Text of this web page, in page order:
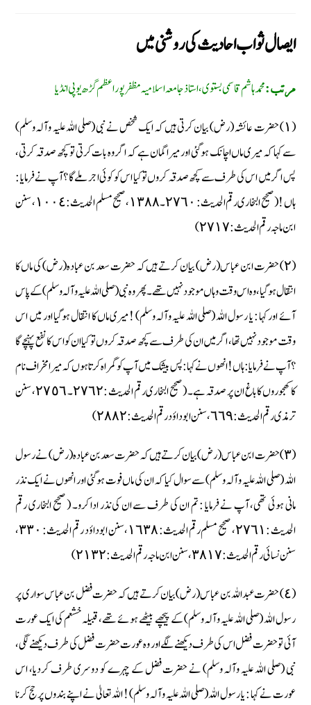
ایصال ثواب احادیث کی روشنی میں
مرتب:محمد ہاشم قاسمى بستوى، استاذ جامعہ اسلاميہ مظفر پور اعظم گڑھ يوپى انڈيا
(١) حضرت عائشہ (رض) بیان کرتی ہیں کہ ایک شخص نے نبی (صلی اللہ علیہ وآلہ وسلم)
سے کہا کہ میری ماں اچانک ہوگئی اور میرا گمان ہے کہ اگر وہ بات کرتی تو کچھ صدقہ کرتی،
پس اگر میں اس کی طرف سے کچھ صدقہ کروں تو کیا اس کو کوئی اجر ملے گا ؟ آپ نے فرمایا :
ہاں ! ( صحیح البخاری رقم الحدیث : ٢٧٦٠۔ ١٣٨٨، صحیح مسلم الحدیث : ١٠٠٤، سنن
ابن ماجہ رقم الحدیث : ٢٧١٧)
(٢) حضرت ابن عباس (رض) بیان کرتے ہیں کہ حضرت سعد بن عبادہ (رض) کی ماں کا
انتقال ہوگیا، وہ اس وقت وہاں موجود نہیں تھے۔ پھر وہ نبی (صلی اللہ علیہ وآلہ وسلم) کے پاس
آئے اور کہا : یا رسول اللہ (صلی اللہ علیہ وآلہ وسلم) ! میری ماں کا انتقال ہوگیا اور میں اس
وقت موجود نہیں تھا، اگر میں ان کی طرف سے کچھ صدقہ کروں تو کیا ان کو اس کا نفع پہنچے گا
؟ آپ نے فرمایا : ہاں ! انھوں نے کہا : پس بیشک میں آپ کو گمراہ کرتا ہوں کہ میرا مخراف نام
کا کھجوروں کا باغ ان پر صدقہ ہے۔ (صحیح البخاری رقم الحدیث : ٢٧٦٢۔ ٥٦ ٢٧، سنن
ترمذی رقم الحدیث : ٦٦٩، سنن ابو داؤد رقم الحدیث : ٢٨٨٢)
(٣) حضرت ابن عباس (رض) بیان کرتے ہیں کہ حضرت سعد بن عبادہ (رض) نے رسول
اللہ (صلی اللہ علیہ وآلہ وسلم) سے سوال کیا کہ ان کی ماں فوت ہوگئی اور انھوں نے ایک نذر
مانی ہوئی تھی، آپ نے فرمایا : تم ان کی طرف سے ان کی نذر ادا کرو۔ ( صحیح البخاری رقم
الحدیث : ٢٧٦١، صحیح مسلم رقم الحدیث : ١٦٣٨، سنن ابو داؤد رقم الحدیث : ٣٣٠،
سنن نسائی رقم الحدیث : ٣٨١٧، سنن ابن ماجہ رقم الحدیث : ٢١٣٢)
(٤) حضرت عبداللہ بن عباس (رض) بیان کرتے ہیں کہ حضرت فضل بن عباس سواری پر
رسول اللہ (صلی اللہ علیہ وآلہ وسلم) کے پیچھے بیٹھے ہوئے تھے، قبیلہ خشعم کی ایک عورت
آئی تو حضرت فضل اس کی طرف دیکھنے لگے اور وہ عورت حضرت فضل کی طرف دیکھنے لگی،
نبی (صلی اللہ علیہ وآلہ وسلم) نے حضرت فضل کے چہرے کو دوسری طرف کردیا، اس
عورت نے کہا : یا رسول اللہ (صلی اللہ علیہ وآلہ وسلم) ! اللہ تعالیٰ نے اپنے بندوں پر حج کرنا